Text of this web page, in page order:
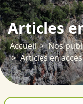
Articles
Accueil
Nos
Articles en